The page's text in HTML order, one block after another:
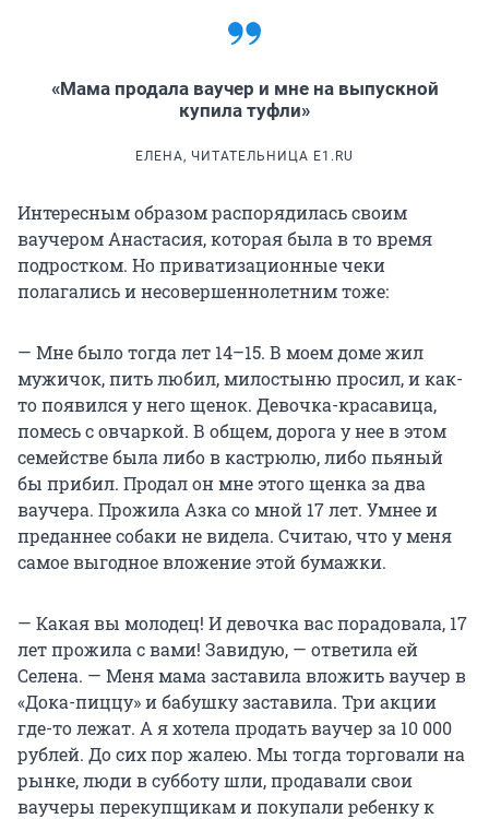
«Мама продала ваучер и мне на выпускной
купила туфли»
ЕЛЕНА, ЧИТАТЕЛЬНИЦА E1.RU
Интересным образом распорядилась своим
ваучером Анастасия, которая была в то время
подростком. Но приватизационные чеки
полагались и несовершеннолетним тоже:
— Мне было тогда лет 14–15. В моем доме жил
мужичок, пить любил, милостыню просил, и как-
то появился у него щенок. Девочка-красавица,
помесь с овчаркой. В общем, дорога у нее в этом
семействе была либо в кастрюлю, либо пьяный
бы прибил. Продал он мне этого щенка за два
ваучера. Прожила Азка со мной 17 лет. Умнее и
преданнее собаки не видела. Считаю, что у меня
самое выгодное вложение этой бумажки.
— Какая вы молодец! И девочка вас порадовала, 17
лет прожила с вами! Завидую, — ответила ей
Селена. — Меня мама заставила вложить ваучер в
«Дока-пиццу» и бабушку заставила. Три акции
где-то лежат. А я хотела продать ваучер за 10 000
рублей. До сих пор жалею. Мы тогда торговали на
рынке, люди в субботу шли, продавали свои
ваучеры перекупщикам и покупали ребенку к